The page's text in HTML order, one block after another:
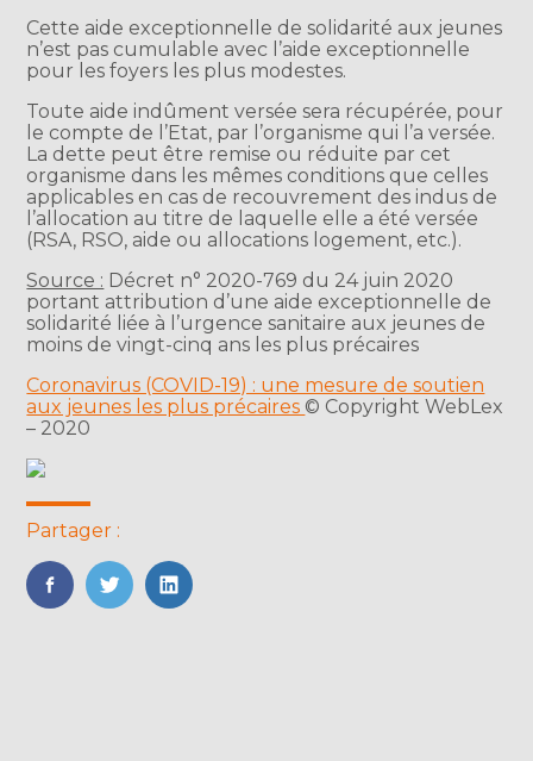
Cette aide exceptionnelle de solidarité aux jeunes
n’est pas cumulable avec l’aide exceptionnelle
pour les foyers les plus modestes.
Toute aide indûment versée sera récupérée, pour
le compte de l’Etat, par l’organisme qui l’a versée.
La dette peut être remise ou réduite par cet
organisme dans les mêmes conditions que celles
applicables en cas de recouvrement des indus de
l’allocation au titre de laquelle elle a été versée
(RSA, RSO, aide ou allocations logement, etc.).
Source : Décret n° 2020-769 du 24 juin 2020
portant attribution d’une aide exceptionnelle de
solidarité liée à l’urgence sanitaire aux jeunes de
moins de vingt-cinq ans les plus précaires
Coronavirus (COVID-19) : une mesure de soutien
aux jeunes les plus précaires © Copyright WebLex
– 2020
Partager :
FaceBook
TwitterLinkedIn